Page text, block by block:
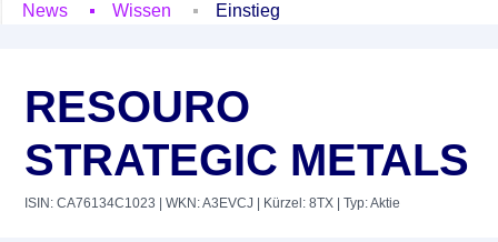
News
Wissen Einstieg
RESOURO
STRATEGIC METALS
ISIN: CA76134C1023 | WKN: A3EVCJ | Kürzel: 8TX | Typ: Aktie